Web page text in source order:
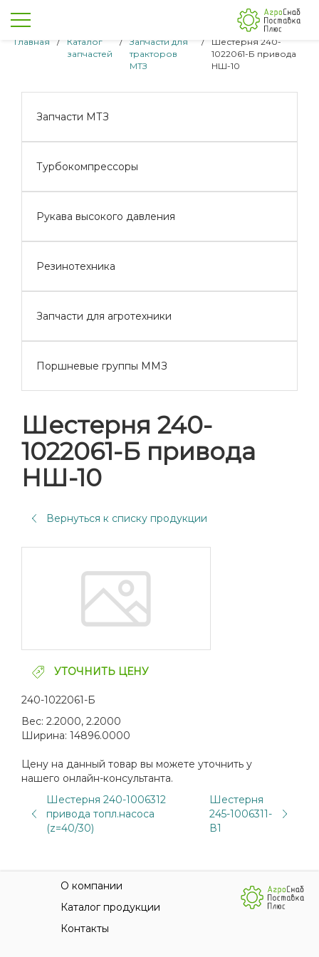
Главная /
Каталог
запчастей
/
Запчасти для
тракторов
МТЗ
/
Шестерня 240-
1022061-Б привода
НШ-10
Запчасти МТЗ
Турбокомпрессоры
Рукава высокого давления
Резинотехника
Запчасти для агротехники
Поршневые группы ММЗ
Шестерня 240-
1022061-Б привода
НШ-10
Вернуться к списку продукции
УТОЧНИТЬ ЦЕНУ
240-1022061-Б
Вес: 2.2000, 2.2000
Ширина: 14896.0000
Цену на данный товар вы можете уточнить у
нашего онлайн-консультанта.
Шестерня 240-1006312
привода топл.насоса
(z=40/30)
Шестерня
245-1006311-
В1
О компании
Каталог продукции
Контакты